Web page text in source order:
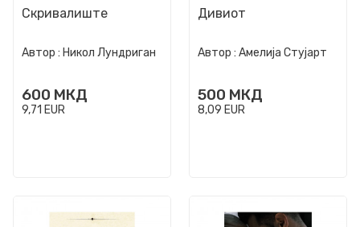
Скривалиште
Автор : Никол Лундриган
600 МКД
9,71 EUR
Дивиот
Автор : Амелија Стујарт
500 МКД
8,09 EUR